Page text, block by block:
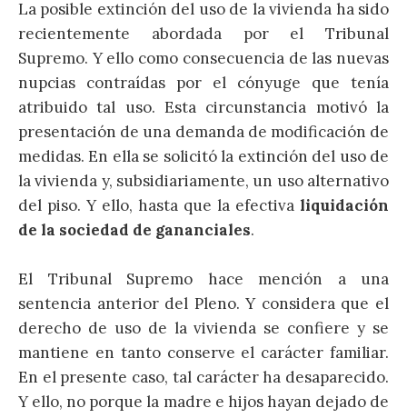
La posible extinción del uso de la vivienda ha sido
recientemente abordada por el Tribunal
Supremo. Y ello como consecuencia de las nuevas
nupcias contraídas por el cónyuge que tenía
atribuido tal uso. Esta circunstancia motivó la
presentación de una demanda de modificación de
medidas. En ella se solicitó la extinción del uso de
la vivienda y, subsidiariamente, un uso alternativo
del piso. Y ello, hasta que la efectiva liquidación
de la sociedad de gananciales.
El Tribunal Supremo hace mención a una
sentencia anterior del Pleno. Y considera que el
derecho de uso de la vivienda se confiere y se
mantiene en tanto conserve el carácter familiar.
En el presente caso, tal carácter ha desaparecido.
Y ello, no porque la madre e hijos hayan dejado de